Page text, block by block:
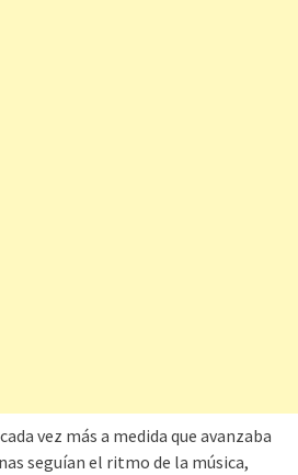
vez más a medida que avanzaba
seguían el ritmo de la música,